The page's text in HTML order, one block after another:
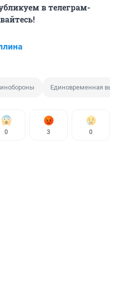
в телеграм-
Единовременная
0 3 0